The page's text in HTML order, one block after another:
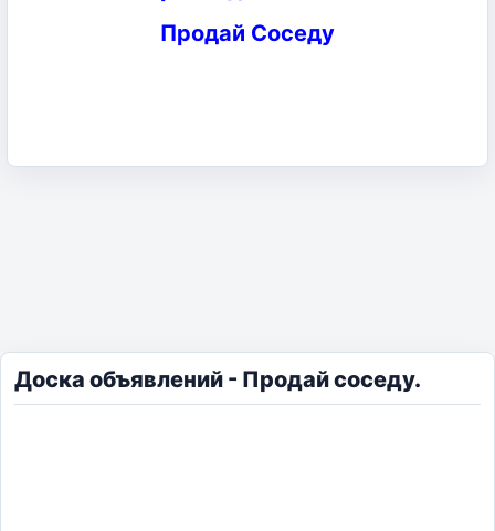
Продай Соседу
Доска объявлений - Продай соседу.